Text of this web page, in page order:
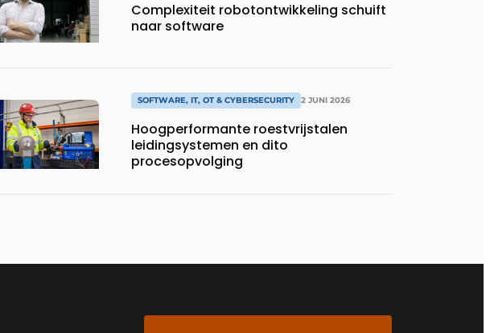
Complexiteit robotontwikkeling schuift
naar software
SOFTWARE, IT, OT & CYBERSECURITY 2 JUNI 2026
Hoogperformante roestvrijstalen
leidingsystemen en dito
procesopvolging